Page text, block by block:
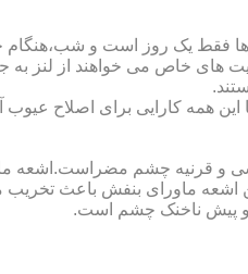
فقط یک روز است و شب،هنگام
خاص می خواهند از لنز به
این همه کارایی برای اصلاح
ماورای بنفش باعث تخریب
و پیش ناخنک چشم است.